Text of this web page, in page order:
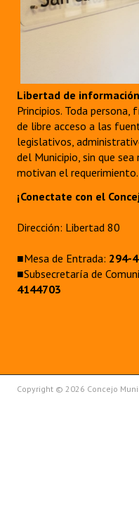
Libertad de información
Principios. Toda
de libre acceso a las
legislativos,
del Municipio, sin que
motivan el requerimiento.
¡Conectate con el
Dirección: Libertad 80
■Mesa de Entrada: 294-
■Subsecretaría de
4144703
Copyright © 2026 Concejo